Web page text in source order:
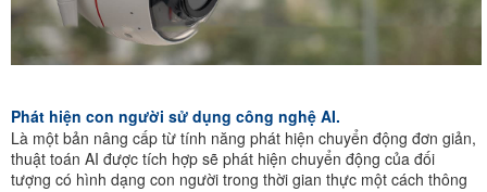
Phát hiện con người sử dụng công nghệ AI.
Là một bản nâng cấp từ tính năng phát hiện chuyển động đơn giản,
thuật toán AI được tích hợp sẽ phát hiện chuyển động của đối
tượng có hình dạng con người trong thời gian thực một cách thông